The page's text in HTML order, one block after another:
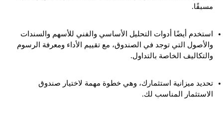
مسبقًا.
استخدم أيضًا أدوات التحليل الأساسي والفني للأسهم والسندات
والأصول التي توجد في الصندوق، مع تقييم الأداء ومعرفة الرسوم
والتكاليف الخاصة بالتداول.
تحديد ميزانية استثمارك، وهي خطوة مهمة لاختيار صندوق
الاستثمار المناسب لك.